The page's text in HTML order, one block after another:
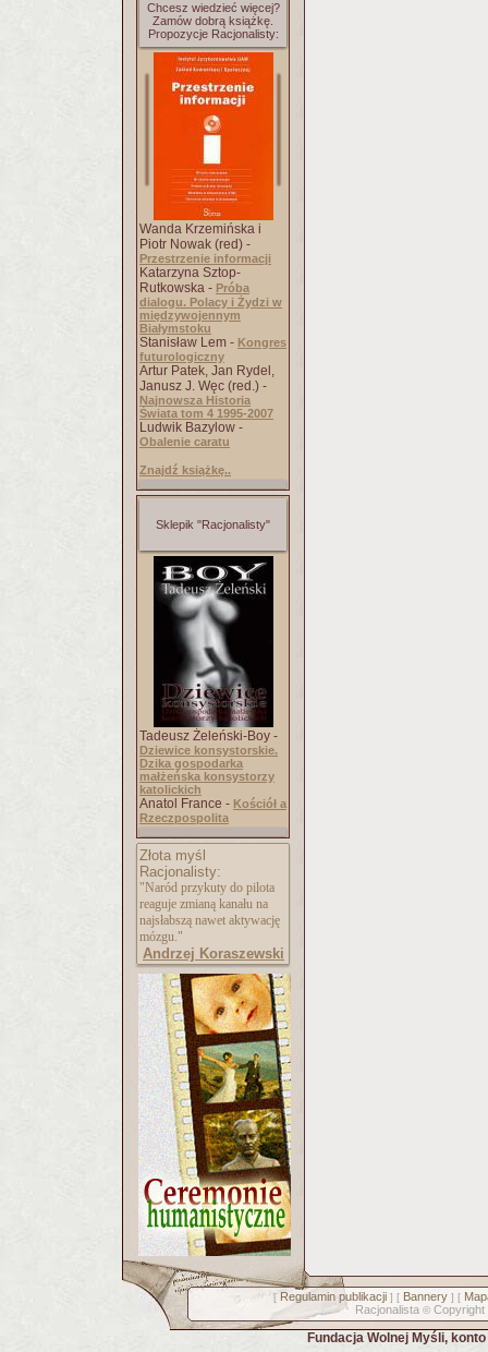
Chcesz wiedzieć więcej?
Zamów dobrą książkę.
Propozycje Racjonalisty:
Wanda Krzemińska i
Piotr Nowak (red) -
Przestrzenie informacji
Katarzyna Sztop-
Rutkowska - Próba
dialogu. Polacy i Żydzi w
międzywojennym
Białymstoku
Stanisław Lem - Kongres
futurologiczny
Artur Patek, Jan Rydel,
Janusz J. Węc (red.) -
Najnowsza Historia
Świata tom 4 1995-2007
Ludwik Bazylow -
Obalenie caratu
Znajdź książkę..
Sklepik "Racjonalisty"
Tadeusz Żeleński-Boy -
Dziewice konsystorskie.
Dzika gospodarka
małżeńska konsystorzy
katolickich
Anatol France - Kościół a
Rzeczpospolita
Złota myśl
Racjonalisty:
"Naród przykuty do pilota
reaguje zmianą kanału na
najsłabszą nawet aktywację
mózgu."
Andrzej Koraszewski
[ Regulamin publikacji] [ Bannery] [
Racjonalista © Copyright
Fundacja Wolnej Myśli,